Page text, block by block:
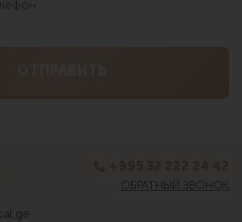
ОБРАТНЫЙ ЗВОНОК